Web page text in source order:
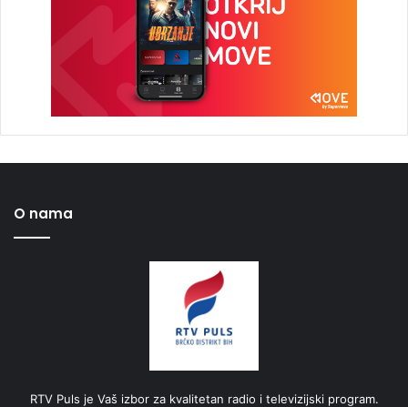
O nama
RTV Puls je Vaš izbor za kvalitetan radio i televizijski program.